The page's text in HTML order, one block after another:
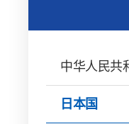
中华人民共
日本国